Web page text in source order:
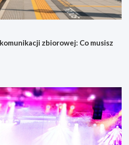
zbiorowej: Co musisz